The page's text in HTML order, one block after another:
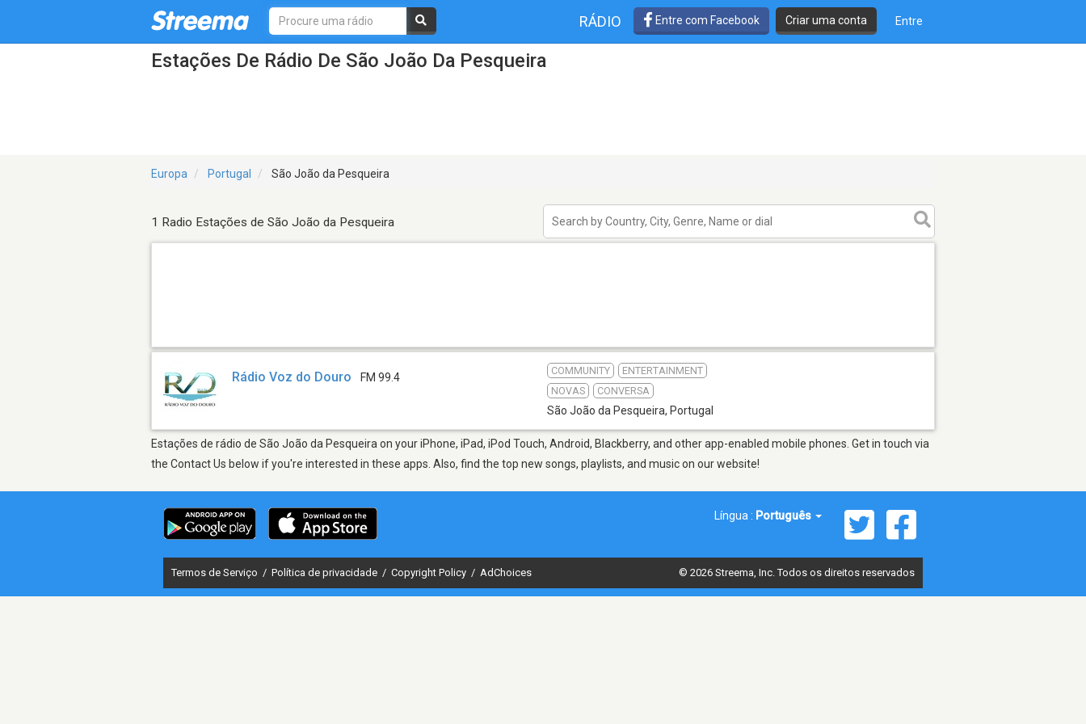
RÁDIO Entre com Facebook Criar uma conta Entre
Estações De Rádio De São João Da Pesqueira
Europa Portugal São João da Pesqueira
1 Radio Estações de São João da Pesqueira
Rádio Voz do Douro FM 99.4
COMMUNITY
ENTERTAINMENT
NOVAS
CONVERSA
São João da Pesqueira, Portugal
Estações de rádio de São João da Pesqueira on your iPhone, iPad, iPod Touch, Android, Blackberry, and other app-enabled mobile phones. Get in touch via
the Contact Us below if you're interested in these apps. Also, find the top new songs, playlists, and music on our website!
Língua : Português
Termos de Serviço / Política de privacidade / Copyright Policy / AdChoices © 2026 Streema, Inc. Todos os direitos reservados